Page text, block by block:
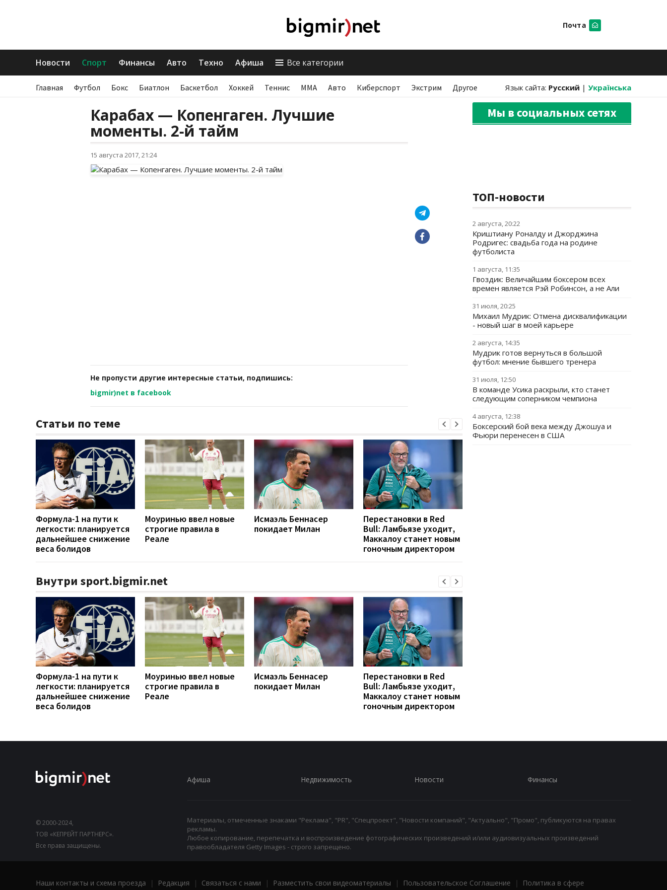
Почта
Новости Спорт Финансы Авто Техно Афиша Все категории
Главная Футбол Бокс Биатлон Баскетбол Хоккей Теннис ММА Авто Киберспорт Экстрим Другое Язык сайта: Русский | Українська
Карабах — Копенгаген. Лучшие
моменты. 2-й тайм
15 августа 2017, 21:24
Не пропусти другие интересные статьи, подпишись:
bigmir)net в facebook
Статьи по теме
Формула-1 на пути к
легкости: планируется
дальнейшее снижение
веса болидов
Моуринью ввел новые
строгие правила в
Реале
Исмаэль Беннасер
покидает Милан
Перестановки в Red
Bull: Ламбьязе уходит,
Маккалоу станет новым
гоночным директором
Внутри sport.bigmir.net
Формула-1 на пути к
легкости: планируется
дальнейшее снижение
веса болидов
Моуринью ввел новые
строгие правила в
Реале
Исмаэль Беннасер
покидает Милан
Перестановки в Red
Bull: Ламбьязе уходит,
Маккалоу станет новым
гоночным директором
Мы в социальных сетях
ТОП-новости
2 августа, 20:22
Криштиану Роналду и Джорджина
Родригес: свадьба года на родине
футболиста
1 августа, 11:35
Гвоздик: Величайшим боксером всех
времен является Рэй Робинсон, а не Али
31 июля, 20:25
Михаил Мудрик: Отмена дисквалификации
- новый шаг в моей карьере
2 августа, 14:35
Мудрик готов вернуться в большой
футбол: мнение бывшего тренера
31 июля, 12:50
В команде Усика раскрыли, кто станет
следующим соперником чемпиона
4 августа, 12:38
Боксерский бой века между Джошуа и
Фьюри перенесен в США
© 2000-2024,
ТОВ «КЕПРЕЙТ ПАРТНЕРС».
Все права защищены.
Афиша Недвижимость Новости Финансы
Материалы, отмеченные знаками "Реклама", "PR", "Спецпроект", "Новости компаний", "Актуально", "Промо", публикуются на правах
рекламы.
Любое копирование, перепечатка и воспроизведение фотографических произведений и/или аудиовизуальных произведений
правообладателя Getty Images - строго запрещено.
Наши контакты и схема проезда | Редакция | Связаться с нами | Разместить свои видеоматериалы | Пользовательское Соглашение |
Политика в сфере